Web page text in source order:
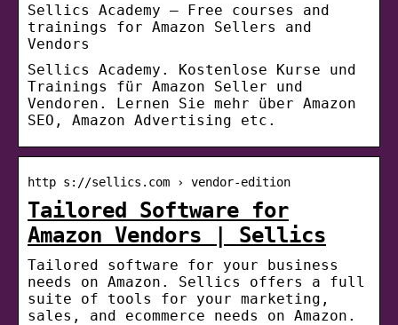
Sellics Academy – Free courses and
trainings for Amazon Sellers and
Vendors
Sellics Academy. Kostenlose Kurse und
Trainings für Amazon Seller und
Vendoren. Lernen Sie mehr über Amazon
SEO, Amazon Advertising etc.
http s://sellics.com › vendor-edition
Tailored Software for
Amazon Vendors | Sellics
Tailored software for your business
needs on Amazon. Sellics offers a full
suite of tools for your marketing,
sales, and ecommerce needs on Amazon.